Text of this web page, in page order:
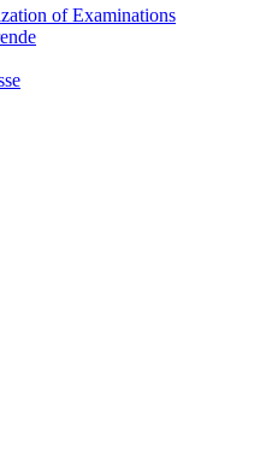
of Examinations